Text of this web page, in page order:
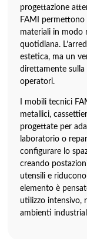
progettazione
FAMI permettono
materiali in modo
quotidiana.
estetica, ma un
direttamente sulla
operatori.
I mobili tecnici
metallici,
progettate per
laboratorio o
configurare lo
creando
utensili e
elemento è
utilizzo intensivo,
ambienti